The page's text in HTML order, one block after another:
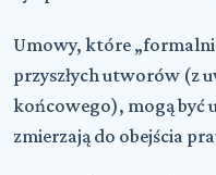
Umowy, które
przyszłych utworów (z
końcowego), mogą być
zmierzają do obejścia